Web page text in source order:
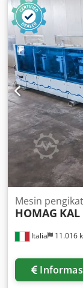
50–180 mm
Nsk
Gewicht: 600 kg
Kundenwünsche
Italia 11.016
Mesin
HOMAG